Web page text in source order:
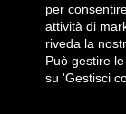
per
attività di
riveda la
Può gestire
su 'Gestisci